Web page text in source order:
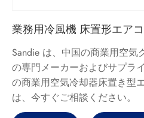
業務用冷風機 床置形エア
Sandie は、中国の商業用空気
の専門メーカーおよびサプラ
の商業用空気冷却器床置き型
は、今すぐご相談ください。